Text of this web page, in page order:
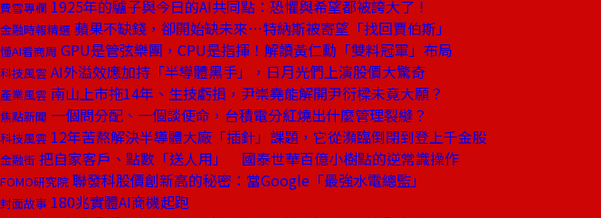
費雪專欄 1925年的驢子與今日的AI共同點：恐懼與希望都被誇大了！
金融時報精選 蘋果不缺錢，卻開始缺未來⋯特納斯被寄望「找回賈伯斯」
懂AI看商周 GPU是管弦樂團，CPU是指揮！解讀黃仁勳「雙料冠軍」布局
科技風雲 AI外溢效應加持「半導體黑手」，日月光們上演股價大驚奇
產業風雲 南山上市拖14年、生技虧損，尹崇堯能解開尹衍樑未竟大願？
焦點新聞 一個問分配、一個談使命，台積電分紅燒出什麼管理裂縫？
科技風雲 12年苦熬解決半導體大廠「插針」課題，它從瀕臨倒閉到登上千金股
金融街 把自家客戶、點數「送人用」 國泰世華百億小樹點的逆常識操作
FOMO研究院 聯發科股價創新高的秘密：當Google「最強水電總監」
封面故事 180兆實體AI商機起跑